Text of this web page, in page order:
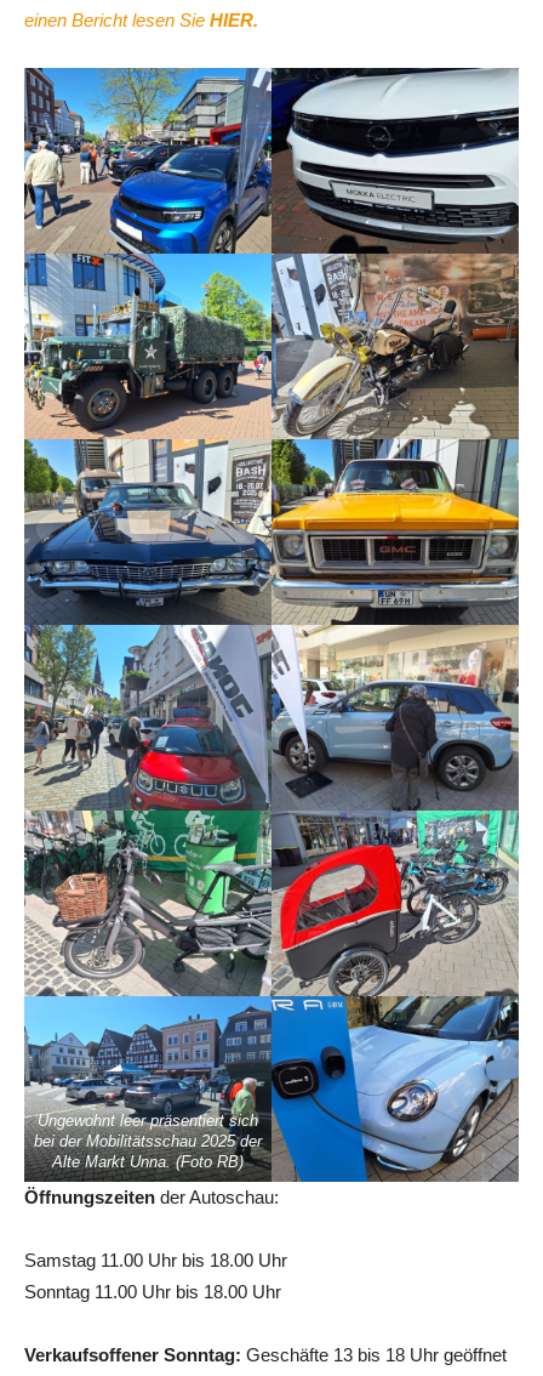
einen Bericht lesen Sie HIER.
Ungewohnt leer präsentiert sich
bei der Mobilitätsschau 2025 der
Alte Markt Unna. (Foto RB)
Öffnungszeiten der Autoschau:
Samstag 11.00 Uhr bis 18.00 Uhr
Sonntag 11.00 Uhr bis 18.00 Uhr
Verkaufsoffener Sonntag: Geschäfte 13 bis 18 Uhr geöffnet